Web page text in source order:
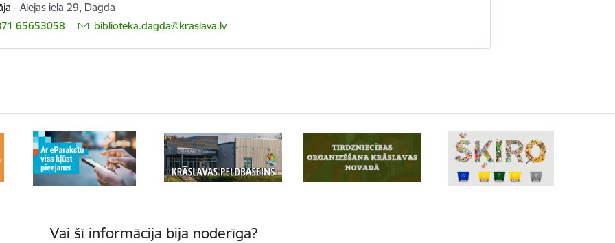
- Alejas iela 29, Dagda
65653058
E-pasts:
biblioteka.dagda@kraslava.lv
Vai šī informācija bija noderīga?